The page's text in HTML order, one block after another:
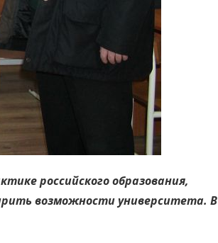
российского образования,
возможности университета. В